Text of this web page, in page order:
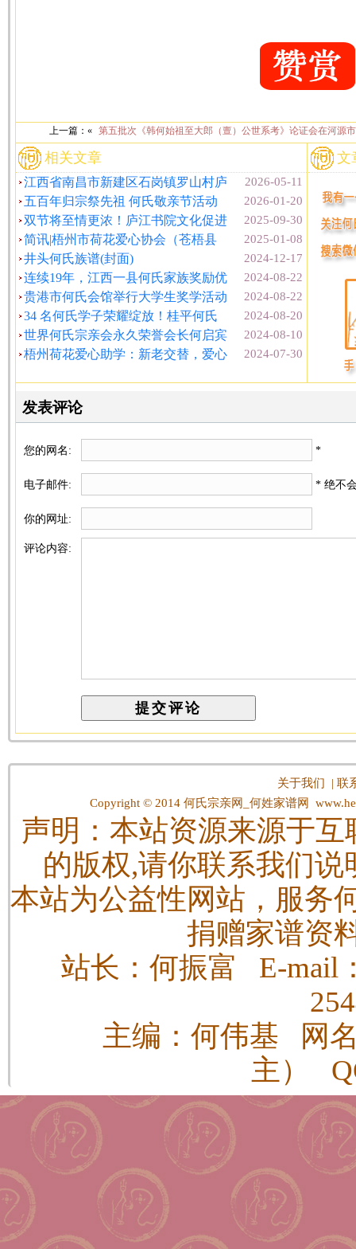
上一篇：« 第五批次《韩何始祖至大郎（亶）公世系考》论证会在河源
相关文章
2026-05-11
江西省南昌市新建区石岗镇罗山村庐
2026-01-20
五百年归宗祭先祖 何氏敬亲节活动
2025-09-30
双节将至情更浓！庐江书院文化促进
2025-01-08
简讯|梧州市荷花爱心协会（苍梧县
2024-12-17
井头何氏族谱(封面)
2024-08-22
连续19年，江西一县何氏家族奖励优
2024-08-22
贵港市何氏会馆举行大学生奖学活动
2024-08-20
34 名何氏学子荣耀绽放！桂平何氏
2024-08-10
世界何氏宗亲会永久荣誉会长何启宾
2024-07-30
梧州荷花爱心助学：新老交替，爱心
文
发表评论
您的网名: *
电子邮件: * 绝不
你的网址:
评论内容:
关于我们 |联
Copyright © 2014 何氏宗亲网_何姓家谱网
声明：本站资源来源于
的版权,请你联系我们
本站为公益性网站，服务
捐赠家谱资
站长：何振富 E-mail
主编：何伟基 网
主）